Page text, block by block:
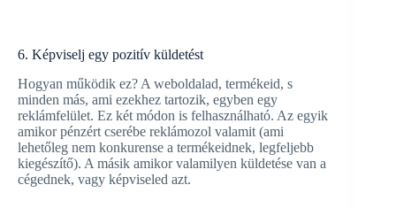
6. Képviselj egy pozitív küldetést
Hogyan működik ez? A weboldalad, termékeid, s
minden más, ami ezekhez tartozik, egyben egy
reklámfelület. Ez két módon is felhasználható. Az egyik
amikor pénzért cserébe reklámozol valamit (ami
lehetőleg nem konkurense a termékeidnek, legfeljebb
kiegészítő). A másik amikor valamilyen küldetése van a
cégednek, vagy képviseled azt.